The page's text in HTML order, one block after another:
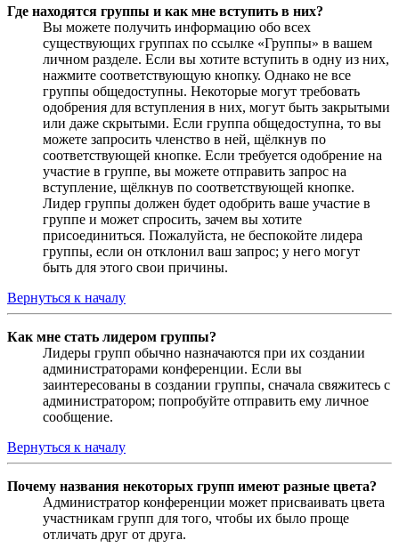
Где находятся группы и как мне вступить в них?
Вы можете получить информацию обо всех
существующих группах по ссылке «Группы» в вашем
личном разделе. Если вы хотите вступить в одну из них,
нажмите соответствующую кнопку. Однако не все
группы общедоступны. Некоторые могут требовать
одобрения для вступления в них, могут быть закрытыми
или даже скрытыми. Если группа общедоступна, то вы
можете запросить членство в ней, щёлкнув по
соответствующей кнопке. Если требуется одобрение на
участие в группе, вы можете отправить запрос на
вступление, щёлкнув по соответствующей кнопке.
Лидер группы должен будет одобрить ваше участие в
группе и может спросить, зачем вы хотите
присоединиться. Пожалуйста, не беспокойте лидера
группы, если он отклонил ваш запрос; у него могут
быть для этого свои причины.
Вернуться к началу
Как мне стать лидером группы?
Лидеры групп обычно назначаются при их создании
администраторами конференции. Если вы
заинтересованы в создании группы, сначала свяжитесь с
администратором; попробуйте отправить ему личное
сообщение.
Вернуться к началу
Почему названия некоторых групп имеют разные цвета?
Администратор конференции может присваивать цвета
участникам групп для того, чтобы их было проще
отличать друг от друга.